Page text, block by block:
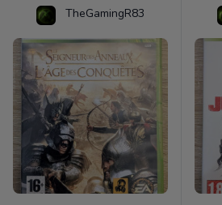
TheGamingR83